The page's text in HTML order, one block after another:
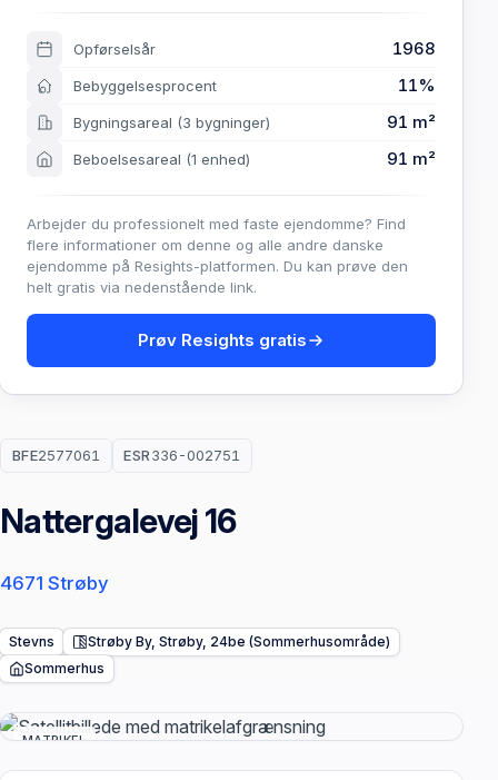
BFE2577061 ESR336-002751
Nattergalevej 16
4671 Strøby
Stevns
Strøby By, Strøby, 24be (Sommerhusområde)
Sommerhus
MATRIKEL
Opførselsår 1968
Bebyggelsesprocent 11%
Bygningsareal (3 bygninger) 91 m²
Beboelsesareal (1 enhed) 91 m²
Arbejder du professionelt med faste ejendomme? Find
flere informationer om denne og alle andre danske
ejendomme på Resights-platformen. Du kan prøve den
helt gratis via nedenstående link.
Prøv Resights gratis